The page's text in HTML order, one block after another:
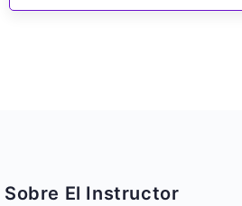
Sobre El Instructor